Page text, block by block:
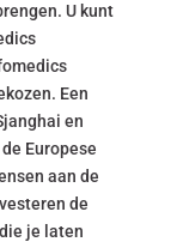
U kunt
Een
en
Europese
aan de
de
je laten